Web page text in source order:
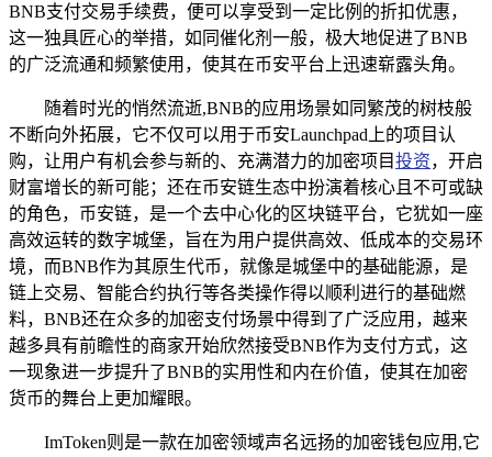
BNB支付交易手续费，便可以享受到一定比例的折扣优惠，
这一独具匠心的举措，如同催化剂一般，极大地促进了BNB
的广泛流通和频繁使用，使其在币安平台上迅速崭露头角。
随着时光的悄然流逝,BNB的应用场景如同繁茂的树枝般
不断向外拓展，它不仅可以用于币安Launchpad上的项目认
购，让用户有机会参与新的、充满潜力的加密项目投资，开启
财富增长的新可能；还在币安链生态中扮演着核心且不可或缺
的角色，币安链，是一个去中心化的区块链平台，它犹如一座
高效运转的数字城堡，旨在为用户提供高效、低成本的交易环
境，而BNB作为其原生代币，就像是城堡中的基础能源，是
链上交易、智能合约执行等各类操作得以顺利进行的基础燃
料，BNB还在众多的加密支付场景中得到了广泛应用，越来
越多具有前瞻性的商家开始欣然接受BNB作为支付方式，这
一现象进一步提升了BNB的实用性和内在价值，使其在加密
货币的舞台上更加耀眼。
ImToken则是一款在加密领域声名远扬的加密钱包应用,它